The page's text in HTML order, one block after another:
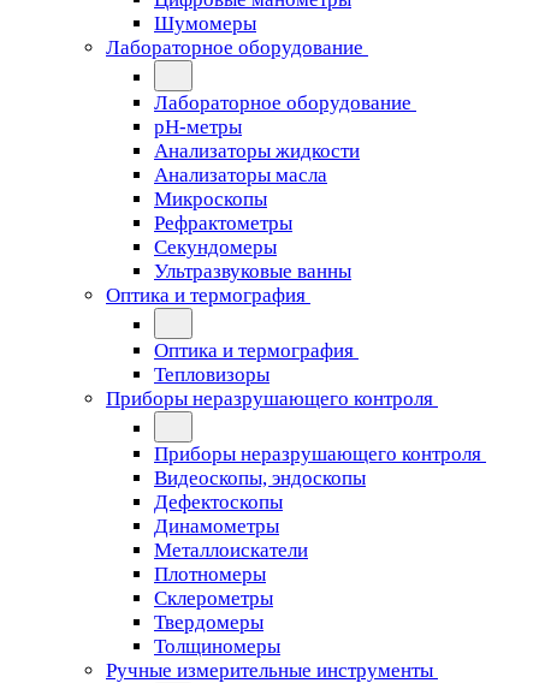
Шумомеры
Лабораторное оборудование
Лабораторное оборудование
pH-метры
Анализаторы жидкости
Анализаторы масла
Микроскопы
Рефрактометры
Секундомеры
Ультразвуковые ванны
Оптика и термография
Оптика и термография
Тепловизоры
Приборы неразрушающего контроля
Приборы неразрушающего контроля
Видеоскопы, эндоскопы
Дефектоскопы
Динамометры
Металлоискатели
Плотномеры
Склерометры
Твердомеры
Толщиномеры
Ручные измерительные инструменты